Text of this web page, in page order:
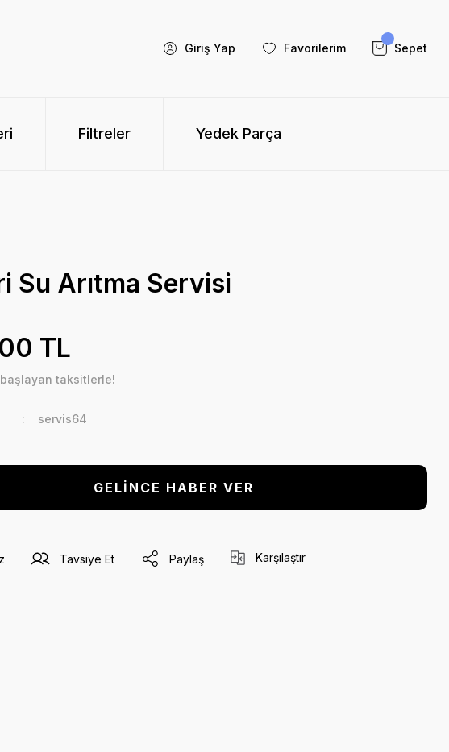
Giriş Yap Favorilerim Sepet
Filtreler Yedek Parça
Su Arıtma Servisi
TL
başlayan taksitlerle!
servis64
GELİNCE HABER VER
Tavsiye Et Paylaş Karşılaştır